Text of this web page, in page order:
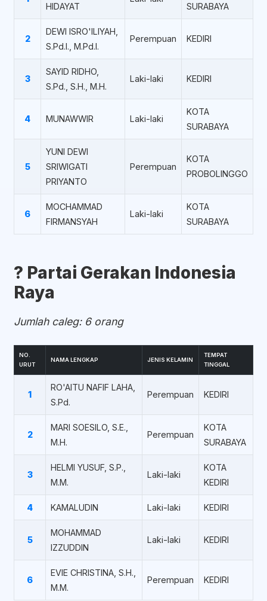
HIDAYAT SURABAYA
2
DEWI ISRO'ILIYAH,
S.Pd.I., M.Pd.I.
Perempuan KEDIRI
3
SAYID RIDHO,
S.Pd., S.H., M.H.
Laki-laki KEDIRI
4 MUNAWWIR Laki-laki
KOTA
SURABAYA
5
YUNI DEWI
SRIWIGATI
PRIYANTO
Perempuan
KOTA
PROBOLINGGO
6
MOCHAMMAD
FIRMANSYAH
Laki-laki
KOTA
SURABAYA
?️ Partai Gerakan Indonesia
Raya
Jumlah caleg: 6 orang
NO.
URUT
NAMA LENGKAP JENIS KELAMIN
TEMPAT
TINGGAL
1
RO'AITU NAFIF LAHA,
S.Pd.
Perempuan KEDIRI
2
MARI SOESILO, S.E.,
M.H.
Perempuan
KOTA
SURABAYA
3
HELMI YUSUF, S.P.,
M.M.
Laki-laki
KOTA
KEDIRI
4 KAMALUDIN Laki-laki KEDIRI
5
MOHAMMAD
IZZUDDIN
Laki-laki KEDIRI
6
EVIE CHRISTINA, S.H.,
M.M.
Perempuan KEDIRI